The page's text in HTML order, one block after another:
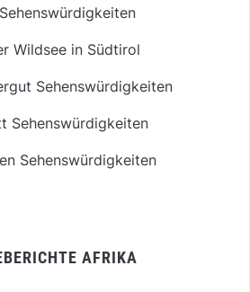
Wildsee in Südtirol
Sehenswürdigkeiten
Sehenswürdigkeiten
Sehenswürdigkeiten
AFRIKA